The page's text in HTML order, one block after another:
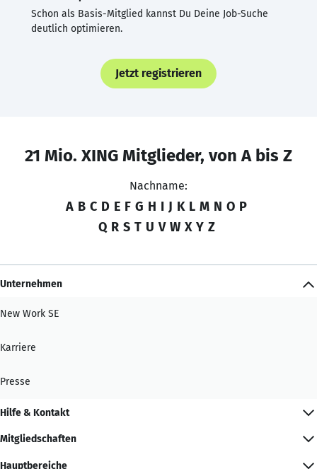
Schon als Basis-Mitglied kannst Du Deine Job-Suche
deutlich optimieren.
Jetzt registrieren
21 Mio. XING Mitglieder, von A bis Z
Nachname:
A B C D E F G H I J K L M N O P
Q R S T U V W X Y Z
Unternehmen
New Work SE
Karriere
Presse
Hilfe & Kontakt
Mitgliedschaften
Hauptbereiche